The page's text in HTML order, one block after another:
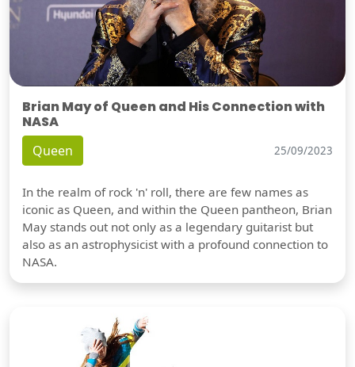
Brian May of Queen and His Connection with
NASA
Queen 25/09/2023
In the realm of rock 'n' roll, there are few names as
iconic as Queen, and within the Queen pantheon, Brian
May stands out not only as a legendary guitarist but
also as an astrophysicist with a profound connection to
NASA.